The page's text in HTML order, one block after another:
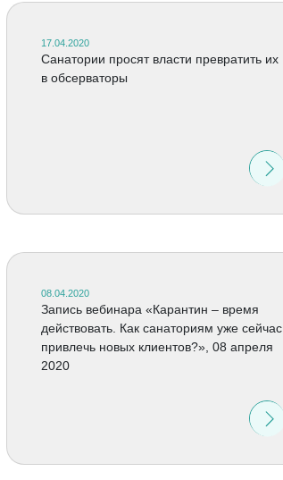
17.04.2020
Санатории просят власти превратить их
в обсерваторы
08.04.2020
Запись вебинара «Карантин – время
действовать. Как санаториям уже сейчас
привлечь новых клиентов?», 08 апреля
2020